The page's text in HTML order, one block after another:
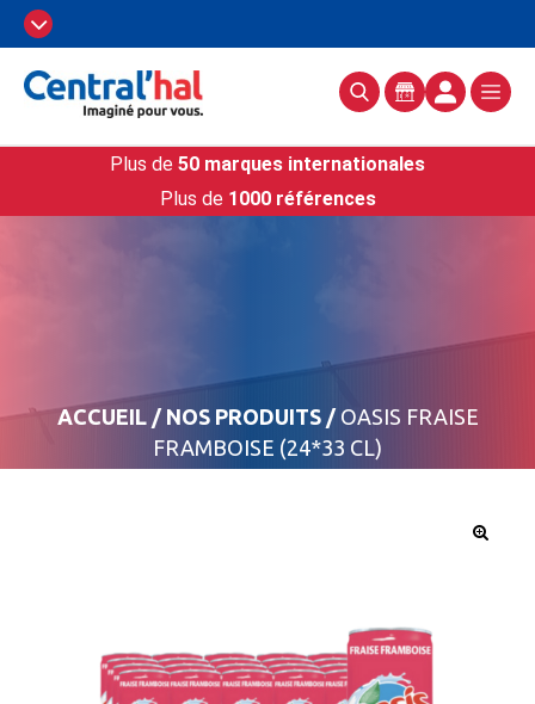
Plus de 50 marques internationales
Plus de 1000 références
ACCUEIL/ NOS PRODUITS/ OASIS FRAISE
FRAMBOISE (24*33 CL)